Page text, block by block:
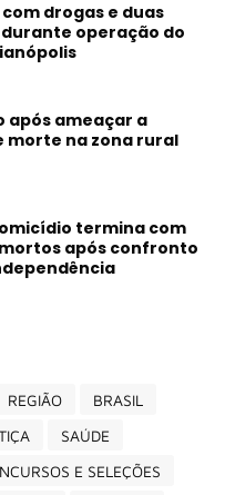
drogas e duas
operação do
após ameaçar a
morte na zona rural
termina com
após confronto
REGIÃO
BRASIL
SAÚDE
E SELEÇÕES